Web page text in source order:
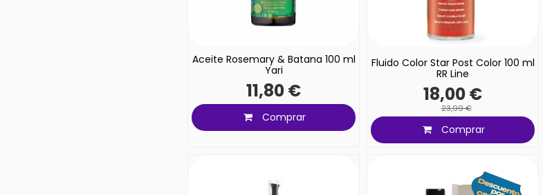
Aceite Rosemary & Batana 100 ml
Yari
11,80 €
Comprar
Fluido Color Star Post Color 100 ml
RR Line
18,00 €
23,99 €
Comprar